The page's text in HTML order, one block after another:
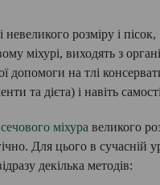
розміру і пісок,
міхурі, виходять з
допомоги на тлі
та дієта) і навіть
міхура великого
Для цього в сучасній
декілька методів: